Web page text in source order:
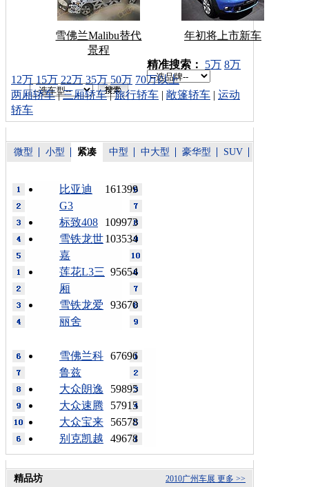
雪佛兰Malibu替代
景程
年初将上市新车
车型搜索：
精准搜索： 5万 8万
12万 15万 22万 35万 50万 70万以上
两厢轿车|三厢轿车|旅行轿车 | 敞篷轿车 | 运动
轿车
微型 小型 紧凑 中型 中大型 豪华型 SUV
161399
比亚迪
G3
109973
标致408
103534
雪铁龙世
嘉
95654
莲花L3三
厢
93670
雪铁龙爱
丽舍
67696
雪佛兰科
鲁兹
59895
大众朗逸
57915
大众速腾
56578
大众宝来
49678
别克凯越
更多 >>
2010广州车展
精品坊